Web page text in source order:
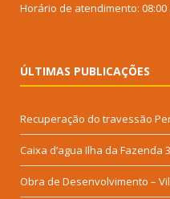
Horário de atendimento: 08:00
ÚLTIMAS PUBLICAÇÕES
Recuperação do travessão
Caixa d’agua Ilha da Fazenda
Obra de Desenvolvimento –